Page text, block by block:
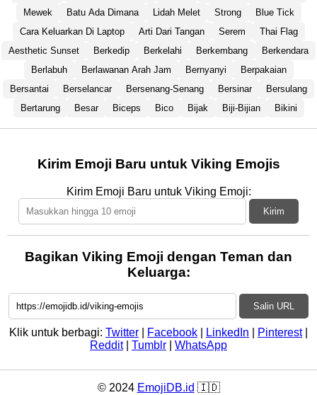
Mewek
Batu Ada Dimana Lidah Melet Strong
Blue Tick
Cara Keluarkan Di Laptop
Arti Dari Tangan Serem
Thai Flag
Aesthetic Sunset
Berkedip Berkelahi Berkembang
Berkendara
Berlabuh
Berlawanan Arah Jam Bernyanyi
Berpakaian
Bersantai
Berselancar Bersenang-Senang Bersinar
Bersulang
Bertarung
Besar Biceps Bico Bijak Biji-Bijian Bikini
Kirim Emoji Baru untuk Viking Emojis
Kirim Emoji Baru untuk Viking Emoji:
Kirim
Bagikan Viking Emoji dengan Teman dan
Keluarga:
Salin URL
Klik untuk berbagi: Twitter Facebook LinkedIn Pinterest|
Reddit| Tumblr WhatsApp
© 2024 EmojiDB.id 🇮🇩